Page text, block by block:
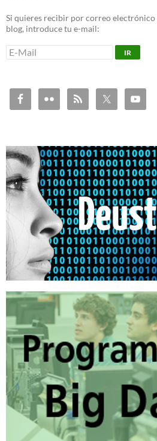
Si quieres recibir por correo electrónico
blog, introduce tu e-mail: